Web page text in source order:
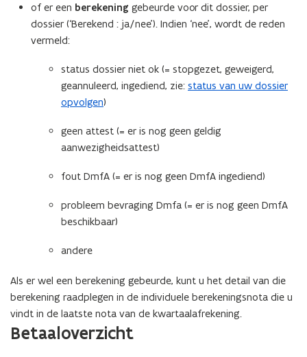
n
s
t
r
)
e
n
t
l
i
c
a
t
of er een berekening gebeurde voor dit dossier, per
dossier (‘Berekend : ja/nee’). Indien ‘nee’, wordt de reden
vermeld:
status dossier niet ok (= stopgezet, geweigerd,
geannuleerd, ingediend, zie: status van uw dossier
opvolgen)
geen attest (= er is nog geen geldig
aanwezigheidsattest)
fout DmfA (= er is nog geen DmfA ingediend)
probleem bevraging Dmfa (= er is nog geen DmfA
beschikbaar)
andere
Als er wel een berekening gebeurde, kunt u het detail van die
berekening raadplegen in de individuele berekeningsnota die u
vindt in de laatste nota van de kwartaalafrekening.
Betaaloverzicht